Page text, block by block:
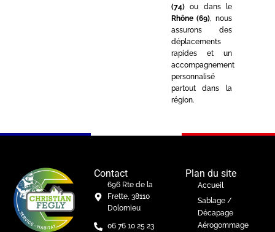
(74)ou dans le
Rhône (69) , nous
assurons des
déplacements
rapides et un
accompagnement
personnalisé
partout dans la
région.
Contact
696 Rte de la
Frette, 38110
Dolomieu
06 76 10 25 23
Plan du site
Accueil
Sablage /
Décapage
Aérogommage